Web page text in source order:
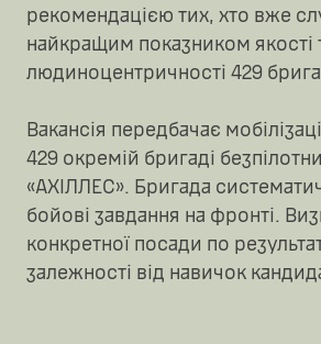
рекомендацією тих, хто вже
найкращим показником якості
людиноцентричності 429
Вакансія передбачає
429 окремій бригаді
«АХІЛЛЕС». Бригада
бойові завдання на фронті.
конкретної посади по
залежності від навичок